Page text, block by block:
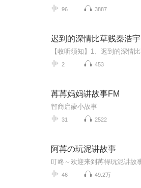
96 3887
迟到的深情比草贱秦浩宇
2 453
苒苒妈妈讲故事FM
智商启蒙小故事
31 2522
阿苒の玩泥讲故事
46 49.2万